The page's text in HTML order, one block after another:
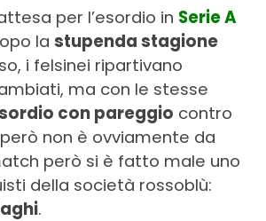
per l’esordio in Serie A
la stupenda stagione
i felsinei ripartivano
ma con le stesse
con pareggio contro
però non è ovviamente da
però si è fatto male uno
della società rossoblù:
.